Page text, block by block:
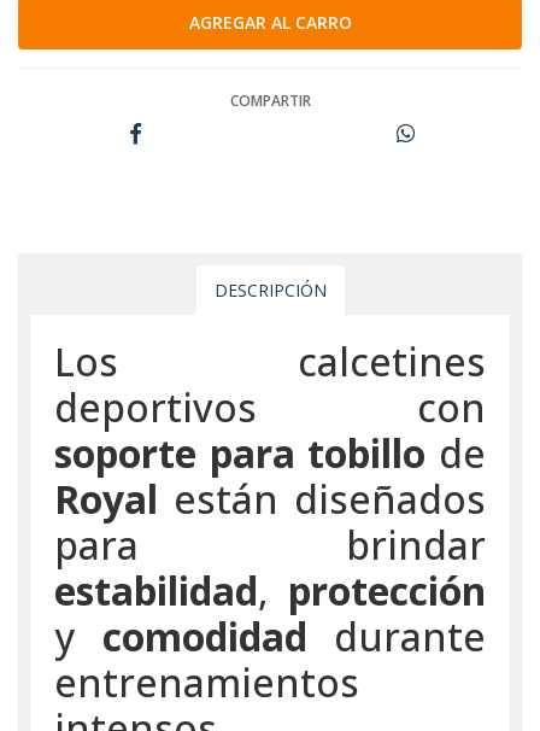
COMPARTIR
DESCRIPCIÓN
Los calcetines
deportivos con
soporte para tobillo de
Royal están diseñados
para brindar
estabilidad, protección
y comodidad durante
entrenamientos